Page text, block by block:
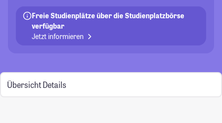
Freie Studienplätze über die Studienplatzbörse
verfügbar
Jetzt informieren
Übersicht Details